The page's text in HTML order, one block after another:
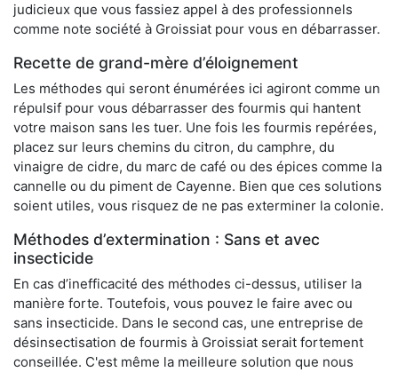
judicieux que vous fassiez appel à des professionnels
comme note société à Groissiat pour vous en débarrasser.
Recette de grand-mère d’éloignement
Les méthodes qui seront énumérées ici agiront comme un
répulsif pour vous débarrasser des fourmis qui hantent
votre maison sans les tuer. Une fois les fourmis repérées,
placez sur leurs chemins du citron, du camphre, du
vinaigre de cidre, du marc de café ou des épices comme la
cannelle ou du piment de Cayenne. Bien que ces solutions
soient utiles, vous risquez de ne pas exterminer la colonie.
Méthodes d’extermination : Sans et avec
insecticide
En cas d’inefficacité des méthodes ci-dessus, utiliser la
manière forte. Toutefois, vous pouvez le faire avec ou
sans insecticide. Dans le second cas, une entreprise de
désinsectisation de fourmis à Groissiat serait fortement
conseillée. C'est même la meilleure solution que nous